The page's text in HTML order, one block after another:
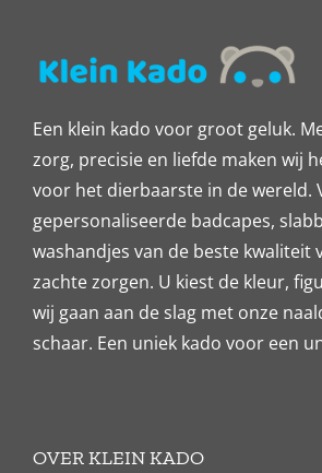
Een klein kado voor groot geluk.
zorg, precisie en liefde maken wij
voor het dierbaarste in de wereld.
gepersonaliseerde badcapes,
washandjes van de beste kwaliteit
zachte zorgen. U kiest de kleur,
wij gaan aan de slag met onze
schaar. Een uniek kado voor een
OVER KLEIN KADO